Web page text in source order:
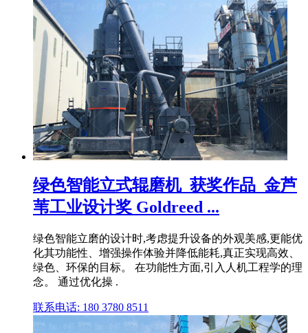
绿色智能立式辊磨机_获奖作品_金芦
苇工业设计奖 Goldreed ...
绿色智能立磨的设计时,考虑提升设备的外观美感,更能优
化其功能性、增强操作体验并降低能耗,真正实现高效、
绿色、环保的目标。 在功能性方面,引入人机工程学的理
念。 通过优化操 .
联系电话: 180 3780 8511